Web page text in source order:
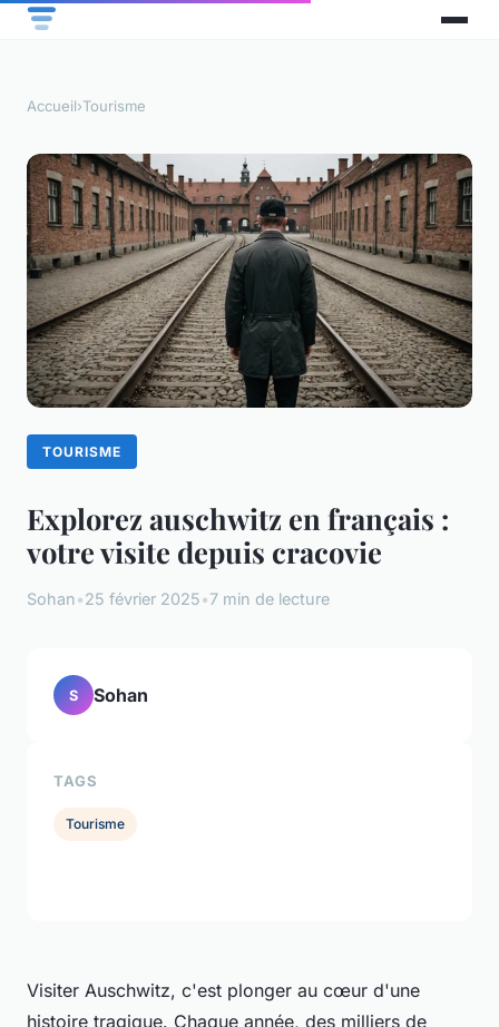
Accueil›Tourisme
TOURISME
Explorez auschwitz en français :
votre visite depuis cracovie
Sohan•25 février 2025•7 min de lecture
Visiter Auschwitz, c'est plonger au cœur d'une
histoire tragique. Chaque année, des milliers de
S Sohan
TAGS
Tourisme